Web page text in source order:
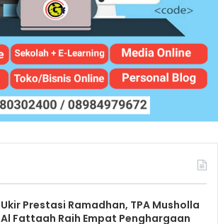
Ukir Prestasi Ramadhan, TPA Musholla
Al Fattaah Raih Empat Penghargaan